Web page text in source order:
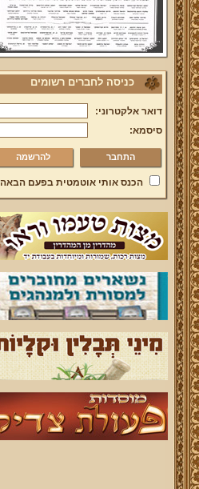
כניסה לחברים רשומים
דואר אלקטרוני:
סיסמא:
להרשמה
הכנס אותי אוטמטית בפעם הבאה